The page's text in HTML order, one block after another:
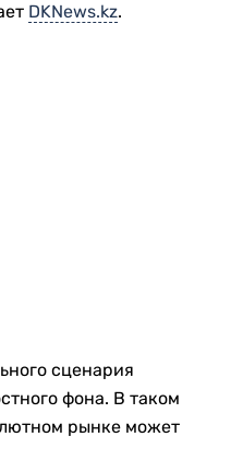
DKNews.kz.
сценария
фона. В таком
рынке может